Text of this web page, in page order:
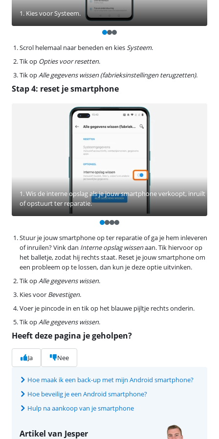
Scrol helemaal naar beneden en kiesSysteem.
Tik op Opties voor resetten.
Tik opAlle gegevens wissen (fabrieksinstellingen terugzetten).
1. Kies voor Systeem.
Stap 4: reset je smartphone
Stuur je jouw smartphone op ter reparatie of ga je hem inleveren
of inruilen? Vink dan Interne opslag wissenaan. Tik hiervoor op
het balletje, zodat hij rechts staat. Reset je jouw smartphone om
een probleem op te lossen, dan kun je deze optie uitvinken.
Tik opAlle gegevens wissen.
Kies voor Bevestigen.
Voer je pincode in en tik op het blauwe pijltje rechts onderin.
Tik opAlle gegevens wissen.
1. Wis de interne opslag als je jouw smartphone verkoopt, inruilt
of opstuurt ter reparatie.
Heeft deze pagina je geholpen?
Ja Nee
Hoe maak ik een back-up met mijn Android smartphone?
Hoe beveilig je een Android smartphone?
Hulp na aankoop van je smartphone
Artikel van Jesper